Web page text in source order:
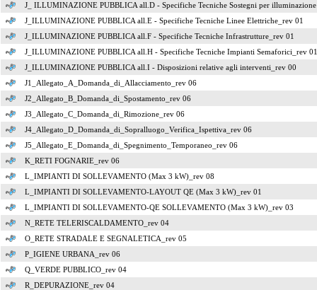
J_ ILLUMINAZIONE PUBBLICA all.D - Specifiche Tecniche Sostegni per illuminazione
J_ILLUMINAZIONE PUBBLICA all.E - Specifiche Tecniche Linee Elettriche_rev 01
J_ILLUMINAZIONE PUBBLICA all.F - Specifiche Tecniche Infrastrutture_rev 01
J_ILLUMINAZIONE PUBBLICA all.H - Specifiche Tecniche Impianti Semaforici_rev 01
J_ILLUMINAZIONE PUBBLICA all.I - Disposizioni relative agli interventi_rev 00
J1_Allegato_A_Domanda_di_Allacciamento_rev 06
J2_Allegato_B_Domanda_di_Spostamento_rev 06
J3_Allegato_C_Domanda_di_Rimozione_rev 06
J4_Allegato_D_Domanda_di_Sopralluogo_Verifica_Ispettiva_rev 06
J5_Allegato_E_Domanda_di_Spegnimento_Temporaneo_rev 06
K_RETI FOGNARIE_rev 06
L_IMPIANTI DI SOLLEVAMENTO (Max 3 kW)_rev 08
L_IMPIANTI DI SOLLEVAMENTO-LAYOUT QE (Max 3 kW)_rev 01
L_IMPIANTI DI SOLLEVAMENTO-QE SOLLEVAMENTO (Max 3 kW)_rev 03
N_RETE TELERISCALDAMENTO_rev 04
O_RETE STRADALE E SEGNALETICA_rev 05
P_IGIENE URBANA_rev 06
Q_VERDE PUBBLICO_rev 04
R_DEPURAZIONE_rev 04